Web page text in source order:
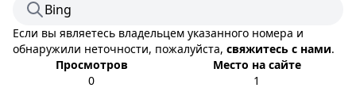
Bing
Если вы являетесь владельцем указанного номера и
обнаружили неточности, пожалуйста, свяжитесь с нами.
Просмотров
0
Место на сайте
1